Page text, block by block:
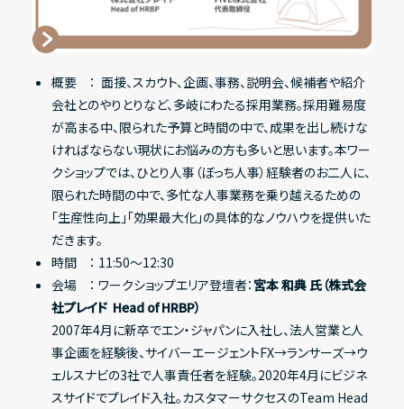
概要 ： 面接、スカウト、企画、事務、説明会、候補者や紹介
会社とのやりとりなど、多岐にわたる採用業務。採用難易度
が高まる中、限られた予算と時間の中で、成果を出し続けな
ければならない現状にお悩みの方も多いと思います。本ワー
クショップでは、ひとり人事（ぼっち人事）経験者のお二人に、
限られた時間の中で、多忙な人事業務を乗り越えるための
「生産性向上」「効果最大化」の具体的なノウハウを提供いた
だきます。
時間 ： 11:50〜12:30
会場 ： ワークショップエリア登壇者： 宮本 和典 氏（株式会
社プレイド Head of HRBP）
2007年4月に新卒でエン・ジャパンに入社し、法人営業と人
事企画を経験後、サイバーエージェントFX→ランサーズ→ウ
ェルスナビの3社で人事責任者を経験。2020年4月にビジネ
スサイドでプレイド入社。カスタマーサクセスのTeam Head